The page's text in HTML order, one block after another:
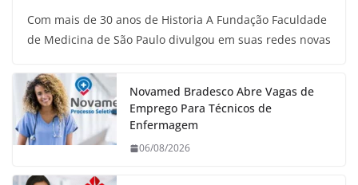
Com mais de 30 anos de Historia A Fundação Faculdade
de Medicina de São Paulo divulgou em suas redes novas
Novamed Bradesco Abre Vagas de
Emprego Para Técnicos de
Enfermagem
06/08/2026